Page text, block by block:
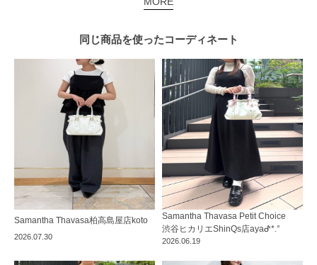
同じ商品を使ったコーディネート
2026.07.30
Samantha Thavasa柏高島屋店koto
2026.06.19
Samantha Thavasa Petit Choice
渋谷ヒカリエShinQs店ayaᕷ*.°